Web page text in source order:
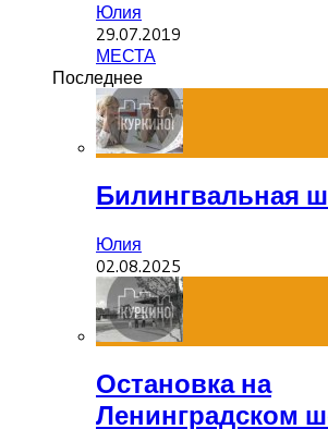
Юлия
29.07.2019
МЕСТА
Последнее
Билингвальная
Юлия
02.08.2025
Остановка на
Ленинградском